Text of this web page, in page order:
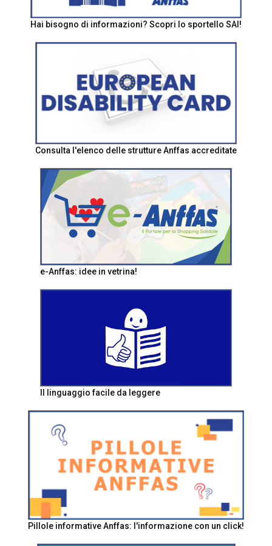
Hai bisogno di informazioni? Scopri lo sportello SAI!
Consulta l'elenco delle strutture Anffas accreditate
e-Anffas: idee in vetrina!
Il linguaggio facile da leggere
Pillole informative Anffas: l'informazione con un click!